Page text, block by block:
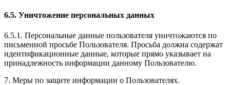
6.5. Уничтожение персональных данных
6.5.1. Персональные данные пользователя уничтожаются по
письменной просьбе Пользователя. Просьба должна содержат
идентификационные данные, которые прямо указывает на
принадлежность информации данному Пользователю.
7. Меры по защите информации о Пользователях.